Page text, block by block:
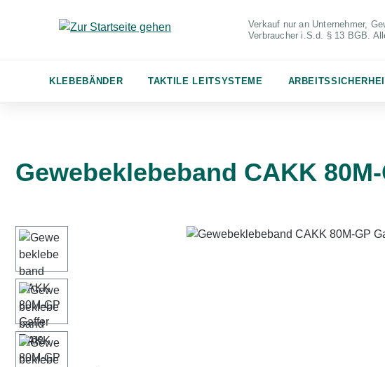
Verkauf nur an Unternehmer,
Verbraucher i.S.d. § 13 BGB.
KLEBEBÄNDER TAKTILE LEITSYSTEME
Gewebeklebeband CAKK
Bildergalerie überspringen